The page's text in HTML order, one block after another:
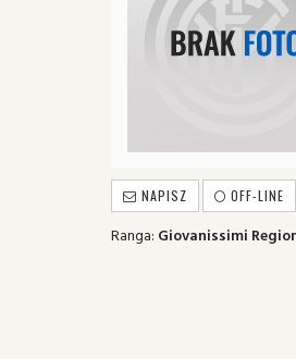
NAPISZ OFF-LINE
Ranga: Giovanissimi